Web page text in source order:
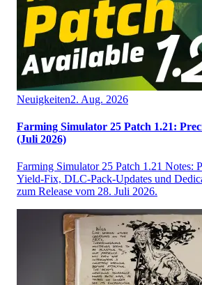
Neuigkeiten2. Aug. 2026
Farming Simulator 25 Patch 1.21:
(Juli 2026)
Farming Simulator 25 Patch 1.21 Notes:
Yield-Fix, DLC-Pack-Updates und
zum Release vom 28. Juli 2026.